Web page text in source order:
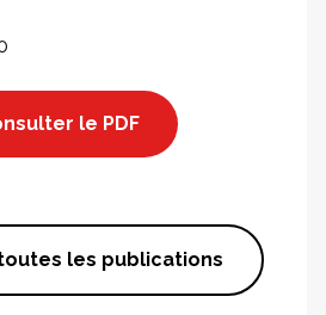
le PDF
les publications